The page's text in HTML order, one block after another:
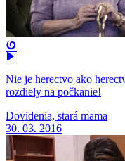
Nie je herectvo ako
rozdiely na počkanie!
Dovidenia, stará mama
30. 03. 2016